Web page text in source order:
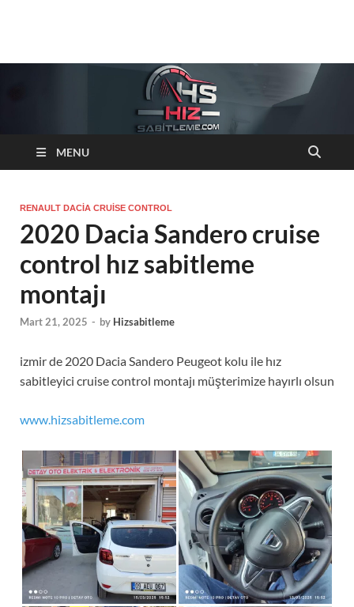
Hizsabitleme.com
MENU
RENAULT DACIA CRUISE CONTROL
2020 Dacia Sandero cruise
control hız sabitleme
montajı
Mart 21, 2025 - by Hizsabitleme
izmir de 2020 Dacia Sandero Peugeot kolu ile hız
sabitleyici cruise control montajı müşterimize hayırlı olsun
www.hizsabitleme.com